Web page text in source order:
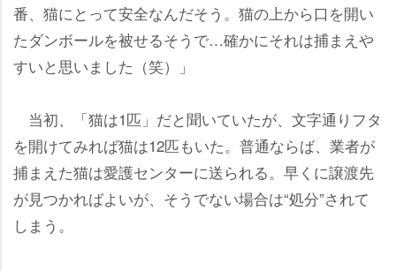
番、猫にとって安全なんだそう。猫の上から口を開い
たダンボールを被せるそうで…確かにそれは捕まえ
すいと思いました（笑）」
当初、「猫は1匹」だと聞いていたが、文字通りフタ
を開けてみれば猫は12匹もいた。普通ならば、業者が
捕まえた猫は愛護センターに送られる。早くに譲渡先
が見つかればよいが、そうでない場合は“処分”されて
しまう。